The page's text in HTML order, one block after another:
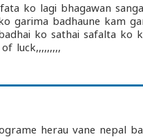
ko lagi bhagawan
garima badhaune kam
ko sathai safalta ko
luck,,,,,,,,,
herau vane nepal